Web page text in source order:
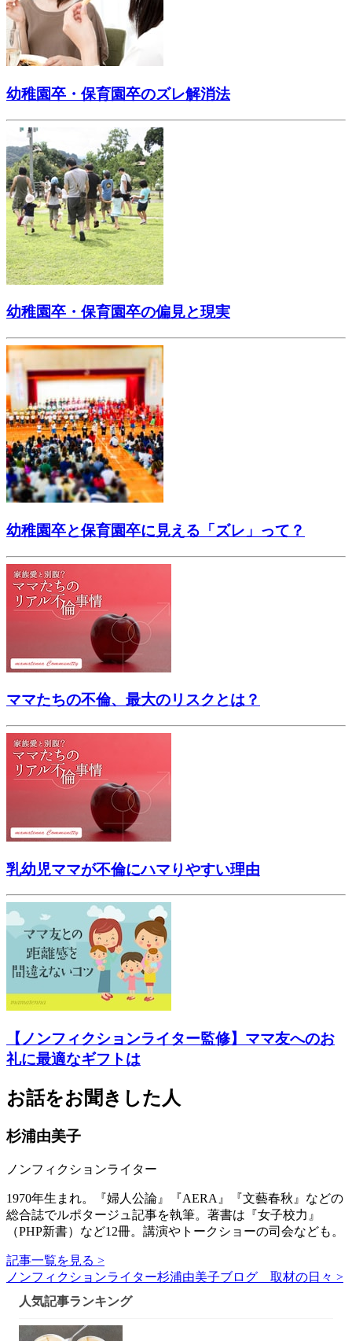
幼稚園卒・保育園卒のズレ解消法
幼稚園卒・保育園卒の偏見と現実
幼稚園卒と保育園卒に見える「ズレ」って？
ママたちの不倫、最大のリスクとは？
乳幼児ママが不倫にハマりやすい理由
【ノンフィクションライター監修】ママ友へのお
礼に最適なギフトは
お話をお聞きした人
杉浦由美子
ノンフィクションライター
1970年生まれ。『婦人公論』『AERA』『文藝春秋』などの
総合誌でルポタージュ記事を執筆。著書は『女子校力』
（PHP新書）など12冊。講演やトークショーの司会なども。
記事一覧を見る >
ノンフィクションライター杉浦由美子ブログ 取材の日々 >
人気記事ランキング